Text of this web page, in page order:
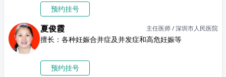
预约挂号
夏俊霞 主任医师 / 深圳市人民医院
擅长：各种妊娠合并症及并发症和高危妊娠等
预约挂号